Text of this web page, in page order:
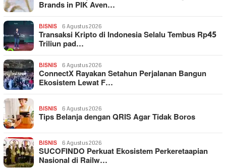
Brands in PIK Aven…
BISNIS 6 Agustus 2026
Transaksi Kripto di Indonesia Selalu Tembus Rp45
Triliun pad…
BISNIS 6 Agustus 2026
ConnectX Rayakan Setahun Perjalanan Bangun
Ekosistem Lewat F…
BISNIS 6 Agustus 2026
Tips Belanja dengan QRIS Agar Tidak Boros
BISNIS 6 Agustus 2026
SUCOFINDO Perkuat Ekosistem Perkeretaapian
Nasional di Railw…